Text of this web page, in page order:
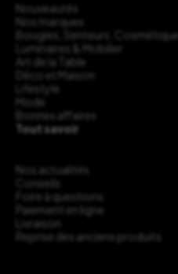
Nouveautés
Nos marques
Bougies, Senteurs, Cosmétique
Luminaires & Mobilier
Art de la Table
Déco et Maison
Lifestyle
Mode
Bonnes affaires
Tout savoir
Nos actualités
Conseils
Foire à questions
Paiement en ligne
Livraison
Reprise des anciens produits